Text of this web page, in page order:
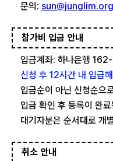
문의: sun@junglim.org
참가비 입금 안내
입금계좌: 하나은행
신청 후 12시간 내 입급
입금순이 아닌 신청순으
입금 확인 후 등록이 완
대기자분은 순서대로 개
취소 안내